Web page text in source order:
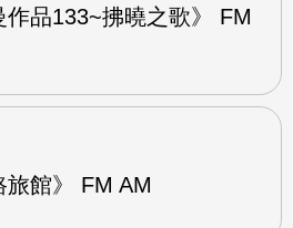
作品133~拂曉之歌》 FM
旅館》 FM AM